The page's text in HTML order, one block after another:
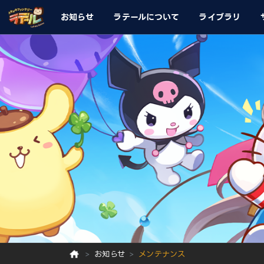
お知らせ ラテールについて ライブラリ
お知らせ メンテナンス